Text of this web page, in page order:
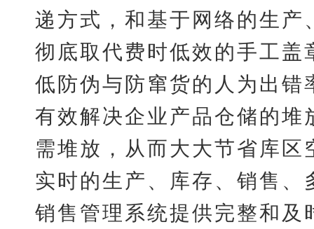
递方式，和基于网络的生
彻底取代费时低效的手工
低防伪与防窜货的人为出错
有效解决企业产品仓储的
需堆放，从而大大节省库区
实时的生产、库存、销售
销售管理系统提供完整和及